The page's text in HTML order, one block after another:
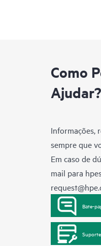
Como
Ajudar?
Informações,
sempre que
Em caso de
mail para
Bate-